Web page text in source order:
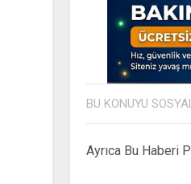
BU KONUYU
Ayrıca Bu Haberi